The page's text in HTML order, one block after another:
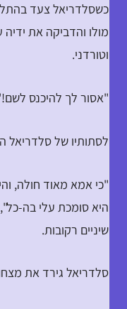
כשסלדריאל צעד
מולו והדביקה את
וטורדני.
"אסור לך להיכנס
לסתותיו של
"כי אמא מאוד חולה,
היא סומכת עלי בה-
שיניים רקובות.
סלדריאל גירד את